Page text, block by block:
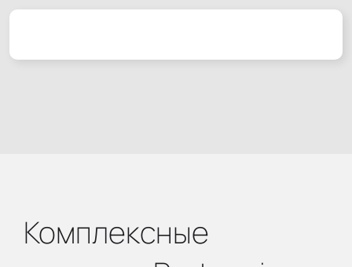
Комплексные